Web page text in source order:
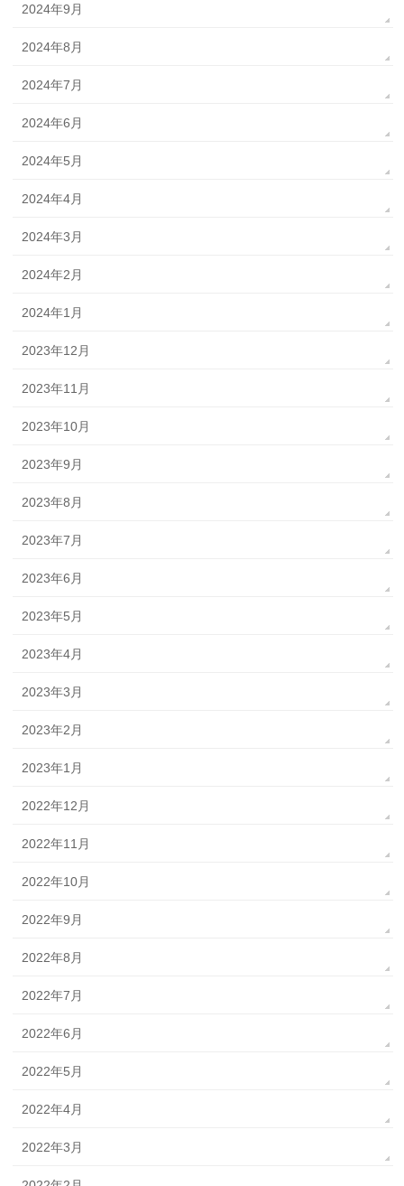
2024年9月
2024年8月
2024年7月
2024年6月
2024年5月
2024年4月
2024年3月
2024年2月
2024年1月
2023年12月
2023年11月
2023年10月
2023年9月
2023年8月
2023年7月
2023年6月
2023年5月
2023年4月
2023年3月
2023年2月
2023年1月
2022年12月
2022年11月
2022年10月
2022年9月
2022年8月
2022年7月
2022年6月
2022年5月
2022年4月
2022年3月